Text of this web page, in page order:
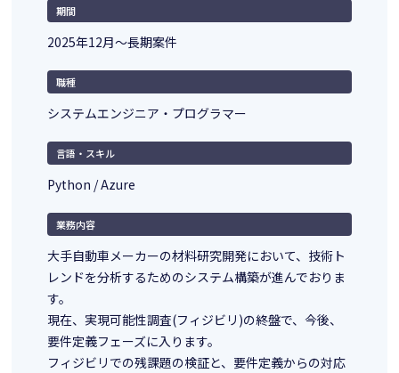
期間
2025年12月～長期案件
職種
システムエンジニア・プログラマー
言語・スキル
Python / Azure
業務内容
大手自動車メーカーの材料研究開発において、技術ト
レンドを分析するためのシステム構築が進んでおりま
す。
現在、実現可能性調査(フィジビリ)の終盤で、今後、
要件定義フェーズに入ります。
フィジビリでの残課題の検証と、要件定義からの対応